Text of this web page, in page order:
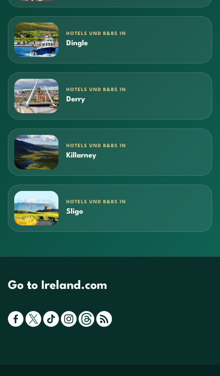
HOTELS UND B&BS IN
Dingle
HOTELS UND B&BS IN
Derry
HOTELS UND B&BS IN
Killarney
HOTELS UND B&BS IN
Sligo
Go to Ireland.com